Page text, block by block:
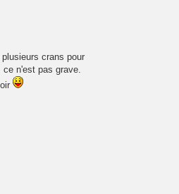
crans pour
n'est pas grave.